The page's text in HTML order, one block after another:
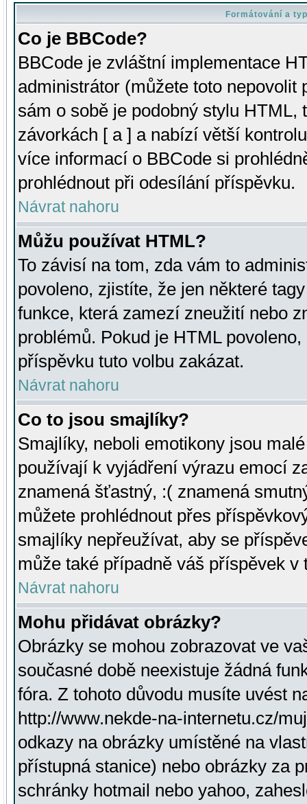
Formátování a
Co je BBCode?
BBCode je zvláštní implementace
administrátor (můžete toto
sám o sobě je podobný stylu HTML,
závorkách [ a ] a nabízí větší
více informací o BBCode si
prohlédnout při odesílání příspěvku.
Návrat nahoru
Můžu používat HTML?
To závisí na tom, zda vám to
povoleno, zjistíte, že jen některé
funkce, která zamezí zneužití nebo
problémů. Pokud je HTML
příspěvku tuto volbu zakázat.
Návrat nahoru
Co to jsou smajlíky?
Smajlíky, neboli emotikony jsou
používají k vyjádření výrazu emocí
znamená šťastný, :( znamená
můžete prohlédnout přes
smajlíky nepřeužívat, aby se
může také případně váš příspěvek v
Návrat nahoru
Mohu přidávat obrázky?
Obrázky se mohou zobrazovat ve
současné době neexistuje žádná
fóra. Z tohoto důvodu musíte uvést
http://www.nekde-na-internetu.cz/
odkazy na obrázky umístěné na
přístupná stanice) nebo obrázky za
schránky hotmail nebo yahoo,